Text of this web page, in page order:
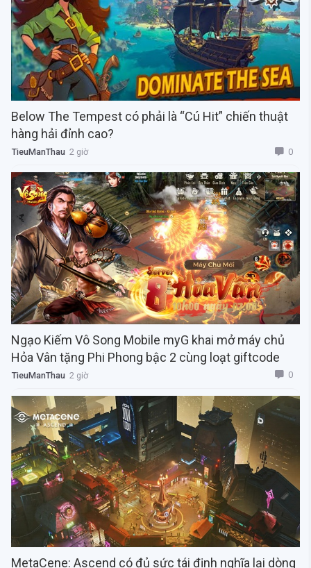
Below The Tempest có phải là “Cú Hit” chiến thuật
hàng hải đỉnh cao?
TieuManThau 2 giờ 0
Ngạo Kiếm Vô Song Mobile myG khai mở máy chủ
Hỏa Vân tặng Phi Phong bậc 2 cùng loạt giftcode
TieuManThau 2 giờ 0
MetaCene: Ascend có đủ sức tái định nghĩa lại dòng